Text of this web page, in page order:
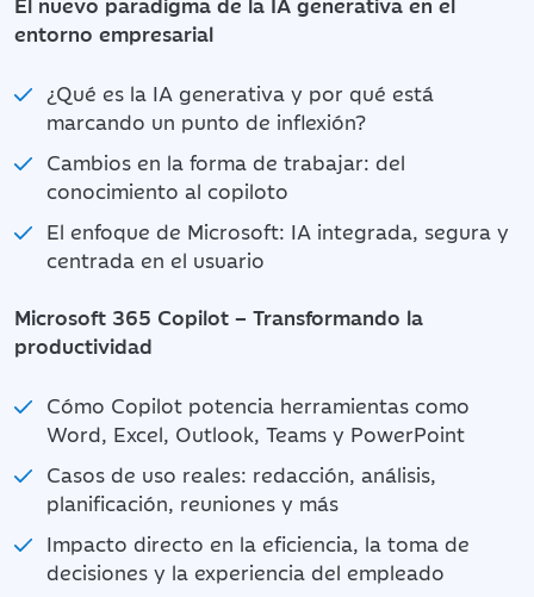
entorno empresarial
¿Qué es la IA generativa y por qué está
marcando un punto de inflexión?
Cambios en la forma de trabajar: del
conocimiento al copiloto
El enfoque de Microsoft: IA integrada, segura y
centrada en el usuario
Microsoft 365 Copilot – Transformando la
productividad
Cómo Copilot potencia herramientas como
Word, Excel, Outlook, Teams y PowerPoint
Casos de uso reales: redacción, análisis,
planificación, reuniones y más
Impacto directo en la eficiencia, la toma de
decisiones y la experiencia del empleado